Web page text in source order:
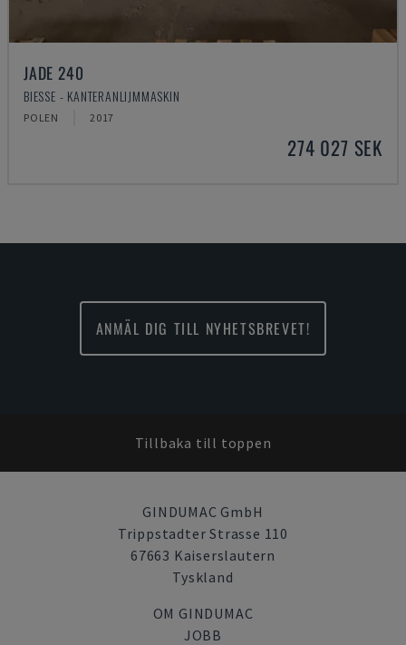
JADE 240
BIESSE - KANTERANLIJMMASKIN
POLEN 2017
274 027 SEK
ANMÄL DIG TILL NYHETSBREVET!
Tillbaka till toppen
GINDUMAC GmbH
Trippstadter Strasse 110
67663 Kaiserslautern
Tyskland
OM GINDUMAC
JOBB